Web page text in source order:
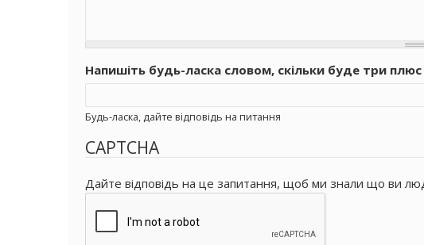
Напишіть будь-ласка словом, скільки буде три плюс
Будь-ласка, дайте відповідь на питання
CAPTCHA
Дайте відповідь на це запитання, щоб ми знали що ви